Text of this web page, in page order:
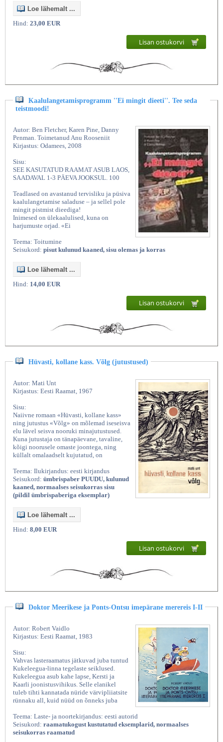
Loe lähemalt ...
Hind: 23,00 EUR
Lisan ostukorvi
Kaalulangetamisprogramm ''Ei mingit dieeti''. Tee seda
teistmoodi!
Autor: Ben Fletcher, Karen Pine, Danny
Penman. Toimetanud Anu Rooseniit
Kirjastus: Odamees, 2008
Sisu:
SEE KASUTATUD RAAMAT ASUB LAOS,
SAADAVAL 1-3 PÄEVA JOOKSUL. 100
Teadlased on avastanud tervisliku ja püsiva
kaalulangetamise saladuse – ja sellel pole
mingit pistmist dieediga!
Inimesed on ülekaalulised, kuna on
harjumuste orjad. «Ei
Teema: Toitumine
Seisukord: pisut kulunud kaaned, sisu olemas ja korras
Loe lähemalt ...
Hind: 14,00 EUR
Lisan ostukorvi
Hüvasti, kollane kass. Võlg (jutustused)
Autor: Mati Unt
Kirjastus: Eesti Raamat, 1967
Sisu:
Naiivne romaan «Hüvasti, kollane kass»
ning jutustus «Võlg» on mõlemad iseseisva
elu lävel seisva nooruki minajutustused.
Kuna jutustaja on tänapäevane, tavaline,
kõigi noorusele omaste joontega, ning
küllalt omalaadselt kujutatud, on
Teema: Ilukirjandus: eesti kirjandus
Seisukord: ümbrispaber PUUDU, kulunud
kaaned, normaalses seisukorras sisu
(pildil ümbrispaberiga eksemplar)
Loe lähemalt ...
Hind: 8,00 EUR
Lisan ostukorvi
Doktor Meerikese ja Ponts-Ontsu imepärane merereis I-II
Autor: Robert Vaidlo
Kirjastus: Eesti Raamat, 1983
Sisu:
Vahvas lasteraamatus jätkuvad juba tuntud
Kukeleegua-linna tegelaste seiklused.
Kukeleegua asub kahe lapse, Kersti ja
Kaarli joonistusvihikus. Selle elanikel
tuleb tihti kannatada nüride värvipliiatsite
rünnaku all, kuid nüüd on õnneks juba
Teema: Laste- ja noortekirjandus: eesti autorid
Seisukord: raamatukogust kustutatud eksemplarid, normaalses
seisukorras raamatud